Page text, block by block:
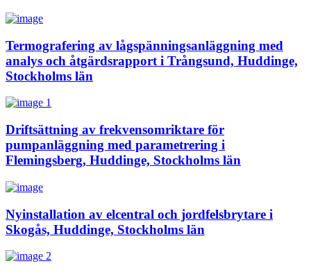
Termografering av lågspänningsanläggning med
analys och åtgärdsrapport i Trångsund, Huddinge,
Stockholms län
Driftsättning av frekvensomriktare för
pumpanläggning med parametrering i
Flemingsberg, Huddinge, Stockholms län
Nyinstallation av elcentral och jordfelsbrytare i
Skogås, Huddinge, Stockholms län